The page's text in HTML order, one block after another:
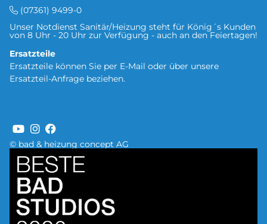
© bad & heizung concept AG
(07361) 9499-0
Unser Notdienst Sanitär/Heizung steht für König´s Kunden
von 8 Uhr - 20 Uhr zur Verfügung - auch an den Feiertagen!
Ersatzteile
Ersatzteile können Sie per E-Mail oder über unsere
Ersatzteil-Anfrage beziehen.